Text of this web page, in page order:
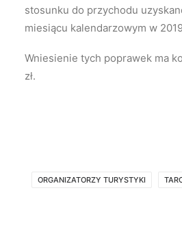
stosunku do przychodu
miesiącu kalendarzowym w
Wniesienie tych poprawek ma
zł.
ORGANIZATORZY TURYSTYKI